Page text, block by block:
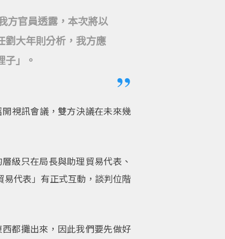
方官員透露，本次將以
劉大年則分析，我方應
」。
視訊會議，雙方決議在未來幾
級只在局長與助理貿易代表、
代表」有正式互動，談判位階
都攤出來，因此我們要先做好